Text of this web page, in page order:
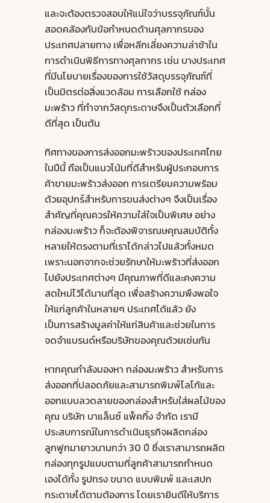
และจะต้องตรวจสอบให้แน่ใจว่าบรรจุภัณฑ์นั้น
สอดคล้องกับข้อกำหนดด้านศุลกากรของ
ประเทศปลายทาง เพื่อหลีกเลี่ยงความล่าช้าใน
การดำเนินพิธีการทางศุลกากร เช่น บางประเทศ
ที่มีนโยบายเรื่องของการใช้วัสดุบรรจุภัณฑ์ที่
เป็นมิตรต่อสิ่งแวดล้อม การเลือกใช้กล่อง
มะพร้าว ที่ทำจากวัสดุกระดาษจึงเป็นตัวเลือกที่
ดีที่สุด เป็นต้น
ทิศทางของการส่งออกมะพร้าวของประเทศไทย
ในปีนี้ ถือเป็นแนวโน้มที่ดีสำหรับผู้ประกอบการ
ค้าขายมะพร้าวส่งออก การเตรียมความพร้อม
ด้วยอุปกร์สำหรับการขนส่งต่างๆ จึงเป็นเรื่อง
สำคัญที่คุณควรให้ความใส่ใจเป็นพิเศษ อย่าง
กล่องมะพร้าว ก็จะต้องพิจารณษคุณสมบัติทั้ง
หลายให้ตรงตามที่เราได้กล่าวไปแล้วทั้งหมด
เพราะนอกจากจะช่วยรักษาให้มะพร้าวที่ส่งออก
ไปยังประเทศต่างๆ มีคุณภาพที่ดีและคงความ
สดใหม่ไว้ได้นานที่สุด เพื่อสร้างความพึงพอใจ
ให้แก่ลูกค้าในหลายๆ ประเทศได้แล้ว ยัง
เป็นการสร้างมูลค่าให้แก่สินค้าและช่วยในการ
จดจำแบรนด์หรือบริษัทของคุณด้วยเช่นกัน
หากคุณกำลังมองหา กล่องมะพร้าว สำหรับการ
ส่งออกที่ปลอดภัยและสามารถพิมพ์โลโก้และ
ออกแบบลวดลายของกล่องสำหรับใส่ผลไม้ของ
คุณ บริษัท บาแล็นซ์ แพ็คกิ้ง จำกัด เรามี
ประสบการณ์ในการดำเนินธุรกิจผลิตกล่อง
ลูกฟูกมายาวนานกว่า 30 ปี ซึ่งเราสามารถผลิต
กล่องทุกรูปแบบตามที่ลูกค้าสามารถกำหนด
เองได้ทั้ง รูปทรง ขนาด แบบพิมพ์ และเสปก
กระดาษได้ตามต้องการ โดยเรายินดีให้บริการ